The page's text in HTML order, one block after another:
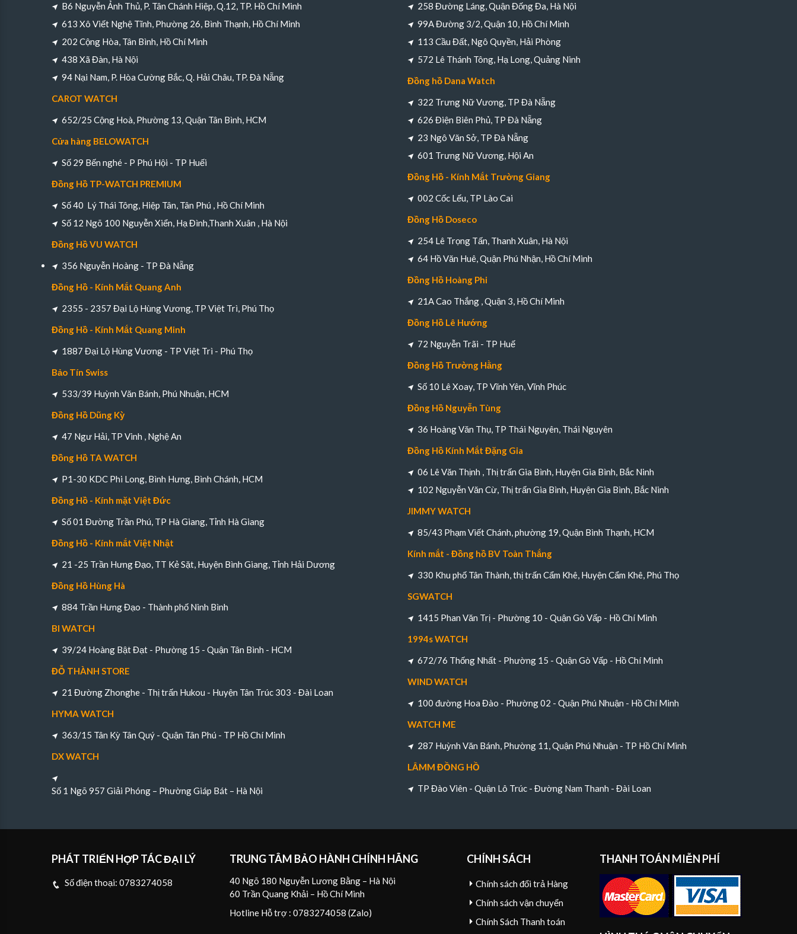
B6 Nguyễn Ảnh Thủ, P. Tân Chánh Hiệp, Q.12, TP. Hồ Chí Minh
613 Xô Viết Nghệ Tĩnh, Phường 26, Bình Thạnh, Hồ Chí Minh
202 Cộng Hòa, Tân Bình, Hồ Chí Minh
438 Xã Đàn, Hà Nội
94 Nại Nam, P. Hòa Cường Bắc, Q. Hải Châu, TP. Đà Nẵng
CAROT WATCH
652/25 Cộng Hoà, Phường 13, Quận Tân Bình, HCM
Cửa hàng BELOWATCH
Số 29 Bến nghé - P Phú Hội - TP Huếi
Đồng Hồ TP-WATCH PREMIUM
Số 40 Lý Thái Tông, Hiệp Tân, Tân Phú , Hồ Chí Minh
Số 12 Ngõ 100 Nguyễn Xiển, Hạ Đình,Thanh Xuân , Hà Nội
Đồng Hồ VU WATCH
356 Nguyễn Hoàng - TP Đà Nẵng
Đồng Hồ - Kính Mắt Quang Anh
2355 - 2357 Đại Lộ Hùng Vương, TP Việt Trì, Phú Thọ
Đồng Hồ - Kính Mắt Quang Minh
1887 Đại Lộ Hùng Vương - TP Việt Trì - Phú Thọ
Bảo Tín Swiss
533/39 Huỳnh Văn Bánh, Phú Nhuận, HCM
Đồng Hồ Dũng Kỳ
47 Ngư Hải, TP Vinh , Nghệ An
Đồng Hồ TA WATCH
P1-30 KDC Phi Long, Bình Hưng, Bình Chánh, HCM
Đồng Hồ - Kính mặt Việt Đức
Số 01 Đường Trần Phú, TP Hà Giang, Tỉnh Hà Giang
Đồng Hồ - Kính mắt Việt Nhật
21 -25 Trần Hưng Đạo, TT Kẻ Sặt, Huyện Bình Giang, Tỉnh Hải Dương
Đồng Hồ Hùng Hà
884 Trần Hưng Đạo - Thành phố Ninh Bình
BI WATCH
39/24 Hoàng Bật Đạt - Phường 15 - Quận Tân Bình - HCM
ĐỖ THÀNH STORE
21 Đường Zhonghe - Thị trấn Hukou - Huyện Tân Trúc 303 - Đài Loan
HYMA WATCH
363/15 Tân Kỳ Tân Quý - Quận Tân Phú - TP Hồ Chí Minh
DX WATCH
Số 1 Ngõ 957 Giải Phóng – Phường Giáp Bát – Hà Nội
258 Đường Láng, Quận Đống Đa, Hà Nội
99A Đường 3/2, Quận 10, Hồ Chí Minh
113 Cầu Đất, Ngô Quyền, Hải Phòng
572 Lê Thánh Tông, Hạ Long, Quảng Ninh
Đồng hồ Dana Watch
322 Trưng Nữ Vương, TP Đà Nẵng
626 Điện Biên Phủ, TP Đà Nẵng
23 Ngô Văn Sở, TP Đà Nẵng
601 Trưng Nữ Vương, Hội An
Đồng Hồ - Kính Mắt Trường Giang
002 Cốc Lếu, TP Lào Cai
Đồng Hồ Doseco
254 Lê Trọng Tấn, Thanh Xuân, Hà Nội
64 Hồ Văn Huê, Quận Phú Nhận, Hồ Chí Minh
Đồng Hồ Hoàng Phi
21A Cao Thắng , Quận 3, Hồ Chí Minh
Đồng Hồ Lê Hướng
72 Nguyễn Trãi - TP Huế
Đồng Hồ Trường Hằng
Số 10 Lê Xoay, TP Vĩnh Yên, Vĩnh Phúc
Đồng Hồ Nguyễn Tùng
36 Hoàng Văn Thụ, TP Thái Nguyên, Thái Nguyên
Đồng Hồ Kính Mắt Đặng Gia
06 Lê Văn Thịnh , Thị trấn Gia Bình, Huyện Gia Bình, Bắc Ninh
102 Nguyễn Văn Cừ, Thị trấn Gia Bình, Huyện Gia Bình, Bắc Ninh
JIMMY WATCH
85/43 Phạm Viết Chánh, phường 19, Quận Bình Thạnh, HCM
Kính mắt - Đồng hồ BV Toàn Thắng
330 Khu phố Tân Thành, thị trấn Cẩm Khê, Huyện Cẩm Khê, Phú Thọ
SGWATCH
1415 Phan Văn Trị - Phường 10 - Quận Gò Vấp - Hồ Chí Minh
1994s WATCH
672/76 Thống Nhất - Phường 15 - Quận Gò Vấp - Hồ Chí Minh
WIND WATCH
100 đường Hoa Đào - Phường 02 - Quận Phú Nhuận - Hồ Chí Minh
WATCH ME
287 Huỳnh Văn Bánh, Phường 11, Quận Phú Nhuận - TP Hồ Chí Minh
LÂMM ĐỒNG HỒ
TP Đào Viên - Quận Lô Trúc - Đường Nam Thanh - Đài Loan
PHÁT TRIỂN HỢP TÁC ĐẠI LÝ
Số điện thoại: 0783274058
TRUNG TÂM BẢO HÀNH CHÍNH HÃNG
40 Ngõ 180 Nguyễn Lương Bằng – Hà Nội
60 Trần Quang Khải – Hồ Chí Minh
Hotline Hỗ trợ : 0783274058 (Zalo)
CHÍNH SÁCH
Chính sách đổi trả Hàng
Chính sách vận chuyển
Chính Sách Thanh toán
THANH TOÁN MIỄN PHÍ